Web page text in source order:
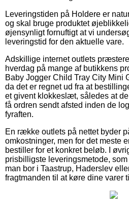
Leveringstiden på Holdere er
og skal bruge produktet
øjensynligt fornuftigt at vi
leveringstid for den aktuelle vare.
Adskillige internet outlets
hverdag på mange af butikkens
Baby Jogger Child Tray City Mini
da det er regnet ud fra at
et givent klokkeslæt, således at
få ordren sendt afsted inden de
fyraften.
En række outlets på nettet byder
omkostninger, men for det meste
bestiller for et konkret beløb. I
prisbilligste leveringsmetode,
man bor i Taastrup, Haderslev
fragtmanden til at køre dine varer